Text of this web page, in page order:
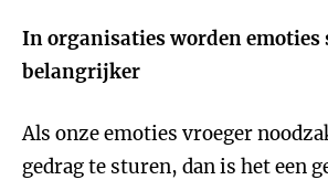
In organisaties worden emoties
belangrijker
Als onze emoties vroeger
gedrag te sturen, dan is het een